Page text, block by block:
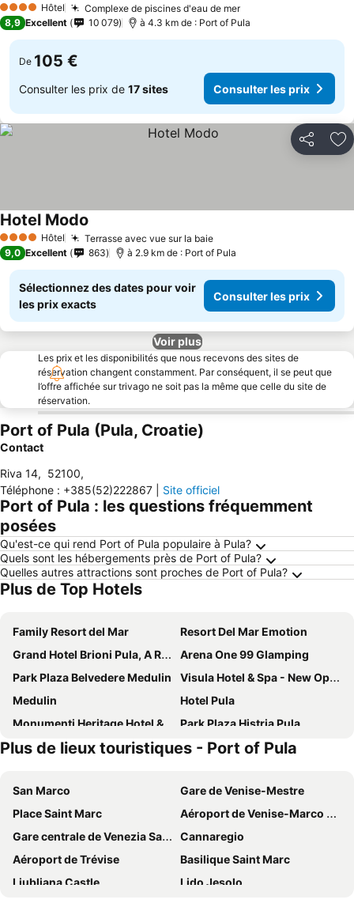
4 Étoiles Hôtel Complexe de piscines d'eau de mer
8,9 Excellent 10 079 à 4.3 km de : Port of Pula
De 105 €
Consulter les prix de 17 sites Consulter les prix
Partager
4 Étoiles Hôtel Terrasse avec vue sur la baie
Hotel Modo
9,0 Excellent 863 à 2.9 km de : Port of Pula
Sélectionnez des dates pour voir
les prix exacts
Consulter les prix
Voir plus
Les prix et les disponibilités que nous recevons des sites de
réservation changent constamment. Par conséquent, il se peut que
l’offre affichée sur trivago ne soit pas la même que celle du site de
réservation.
Port of Pula (Pula, Croatie)
Contact
Riva 14, 52100,
Téléphone : +385(52)222867 Site officiel
Port of Pula : les questions fréquemment
posées
Qu'est-ce qui rend Port of Pula populaire à Pula?
Quels sont les hébergements près de Port of Pula?
Quelles autres attractions sont proches de Port of Pula?
Plus de Top Hotels
Family Resort del Mar
Resort Del Mar Emotion
Grand Hotel Brioni Pula, A Radisson Collection Hotel
Arena One 99 Glamping
Park Plaza Belvedere Medulin
Visula Hotel & Spa - New Opening 2026
Medulin
Hotel Pula
Monumenti Heritage Hotel & Resort
Park Plaza Histria Pula
Arena Hotel Holiday
Ribarska Koliba Resort
Premantura Resort - Hotel & Restaurant
Artena Hotel
Hotel Aurora
Hotel Villa Letan
Hotel Modo
Hotel Galija
Villetta Phasiana
Hotel Veli Jože
Hotel Scaletta
Arena Indije Mobile Homes
Plus de lieux touristiques - Port of Pula
San Marco
Gare de Venise-Mestre
Place Saint Marc
Aéroport de Venise-Marco Polo
Gare centrale de Venezia Santa Lucia
Cannaregio
Aéroport de Trévise
Basilique Saint Marc
Ljubljana Castle
Lido Jesolo